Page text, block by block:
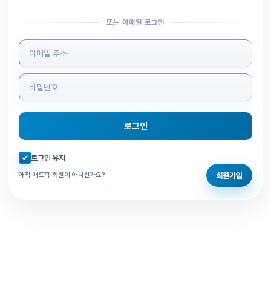
또는 이메일 로그인
로그인 정보 입력
로그인
자동로그인 체크
로그인 유지
아직 애드픽 회원이 아니신가요? 회원가입